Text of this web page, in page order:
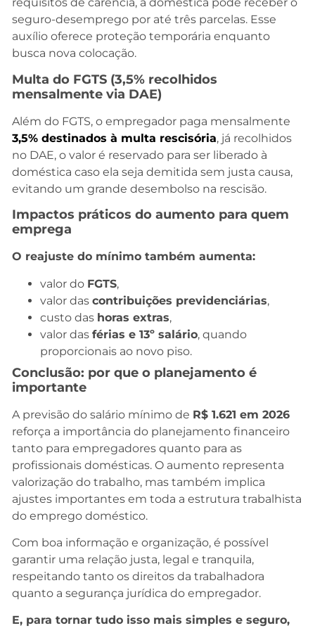
requisitos de carência, a doméstica pode receber o
seguro-desemprego por até três parcelas. Esse
auxílio oferece proteção temporária enquanto
busca nova colocação.
Multa do FGTS (3,5% recolhidos
mensalmente via DAE)
Além do FGTS, o empregador paga mensalmente
3,5% destinados à multa rescisória, já recolhidos
no DAE, o valor é reservado para ser liberado à
doméstica caso ela seja demitida sem justa causa,
evitando um grande desembolso na rescisão.
Impactos práticos do aumento para quem
emprega
O reajuste do mínimo também aumenta:
valor do FGTS,
valor das contribuições previdenciárias,
custo das horas extras,
valor das férias e 13º salário, quando
proporcionais ao novo piso.
Conclusão: por que o planejamento é
importante
A previsão do salário mínimo de R$ 1.621 em 2026
reforça a importância do planejamento financeiro
tanto para empregadores quanto para as
profissionais domésticas. O aumento representa
valorização do trabalho, mas também implica
ajustes importantes em toda a estrutura trabalhista
do emprego doméstico.
Com boa informação e organização, é possível
garantir uma relação justa, legal e tranquila,
respeitando tanto os direitos da trabalhadora
quanto a segurança jurídica do empregador.
E, para tornar tudo isso mais simples e seguro,